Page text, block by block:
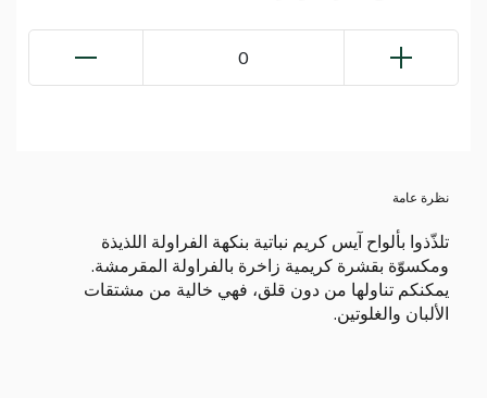
0
نظرة عامة
تلذّذوا بألواح آيس كريم نباتية بنكهة الفراولة اللذيذة
ومكسوّة بقشرة كريمية زاخرة بالفراولة المقرمشة.
يمكنكم تناولها من دون قلق، فهي خالية من مشتقات
الألبان والغلوتين.